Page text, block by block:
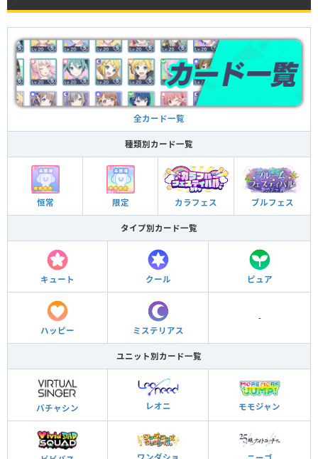
全カード一覧
種類別カード一覧
恒常 限定 カラフェス ブルフェス
タイプ別カード一覧
キュート クール ピュア
ハッピー ミステリアス
-
ユニット別カード一覧
バチャシン レオニ モモジャン